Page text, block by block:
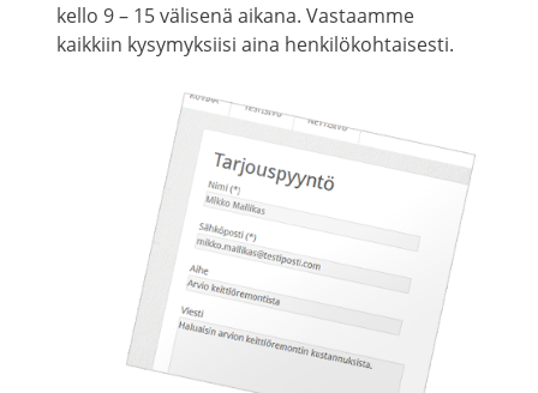
kello 9 – 15 välisenä aikana. Vastaamme
kaikkiin kysymyksiisi aina henkilökohtaisesti.